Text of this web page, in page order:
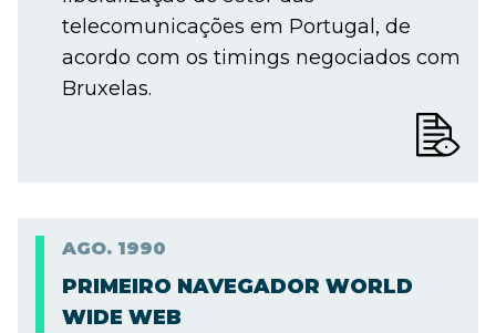
telecomunicações em Portugal, de
acordo com os timings negociados com
Bruxelas.
AGO. 1990
PRIMEIRO NAVEGADOR WORLD
WIDE WEB